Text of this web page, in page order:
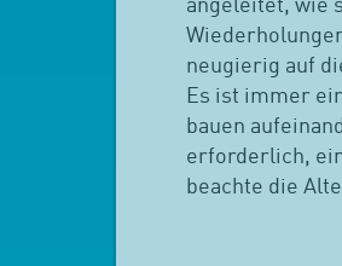
angeleitet, wie
neugierig auf
Es ist immer
bauen
erforderlich,
beachte die